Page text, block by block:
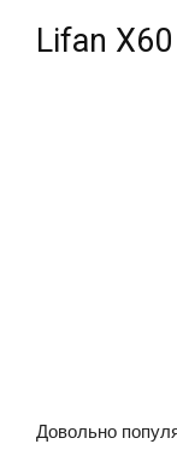
Lifan X60
Довольно